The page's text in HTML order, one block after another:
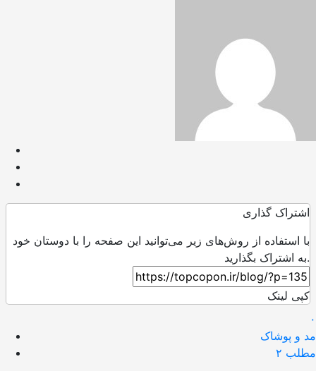
اشتراک گذاری
با استفاده از روش‌های زیر می‌توانید این صفحه را با دوستان خود
به اشتراک بگذارید.
کپی لینک
۰
مد و پوشاک
مطلب ۲